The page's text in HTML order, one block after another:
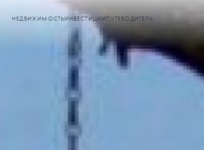
НЕДВИЖИМОСТЬИНВЕСТИЦИИПУТЕВОДИТЕЛЬ